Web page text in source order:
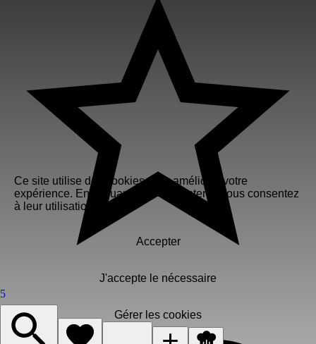
5
Ce site utilise des cookies pour améliorer votre
expérience. En cliquant sur « Accepter », vous consentez
à leur utilisation.
Accepter
J'accepte le nécessaire
Gérer les cookies